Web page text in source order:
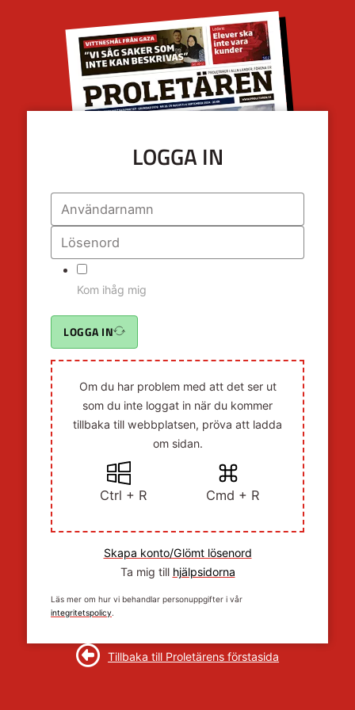
LOGGA IN
Kom ihåg mig
LOGGA IN
Om du har problem med att det ser ut
som du inte loggat in när du kommer
tillbaka till webbplatsen, pröva att ladda
om sidan.
Ctrl + R Cmd + R
Skapa konto/Glömt lösenord
Ta mig till hjälpsidorna
Läs mer om hur vi behandlar personuppgifter i vår
integritetspolicy.
Tillbaka till Proletärens förstasida